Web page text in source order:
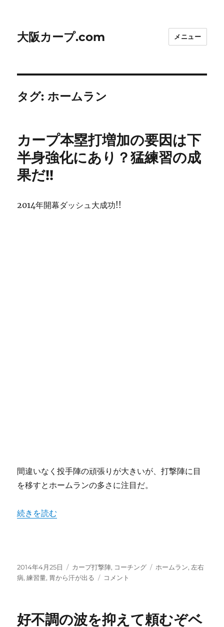
大阪カープ.com メニュー
タグ:ホームラン
カープ本塁打増加の要因は下
半身強化にあり？猛練習の成
果だ!!
2014年開幕ダッシュ大成功!!
間違いなく投手陣の頑張りが大きいが、打撃陣に目
を移すとホームランの多さに注目だ。
“カープ本塁打増加の要因は下半身強化にあり？猛練習
続きを読む
投
稿
2014年4月25日
カ
テ
カープ打撃陣, コーチング
タ
ホームラン, 左右
病,練習量, 胃から汗が出る
カ
塁
コメント
好不調の波を抑えて頼むぞベ